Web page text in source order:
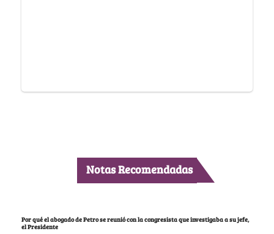
Notas Recomendadas
Por qué el abogado de Petro se reunió con la congresista que investigaba a su jefe,
el Presidente